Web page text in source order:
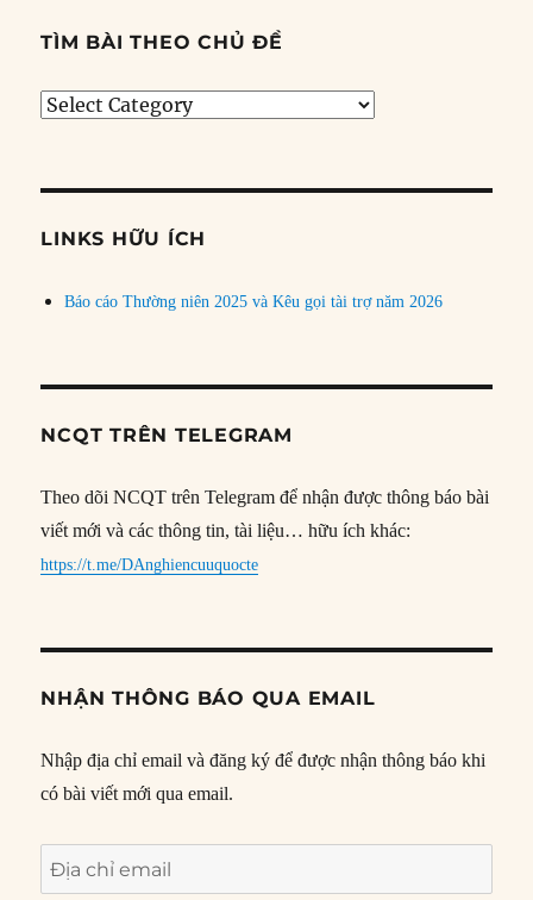
TÌM BÀI THEO CHỦ ĐỀ
Tìm
đề
LINKS HỮU ÍCH
Báo cáo Thường niên 2025 và Kêu gọi tài trợ năm 2026
NCQT TRÊN TELEGRAM
Theo dõi NCQT trên Telegram để nhận được thông báo bài
viết mới và các thông tin, tài liệu… hữu ích khác:
https://t.me/DAnghiencuuquocte
NHẬN THÔNG BÁO QUA EMAIL
Nhập địa chỉ email và đăng ký để được nhận thông báo khi
có bài viết mới qua email.
Địa
chỉ